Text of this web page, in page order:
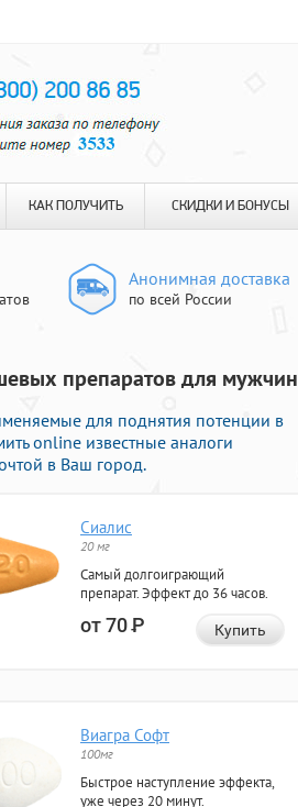
КАК ПОЛУЧИТЬ СКИДКИ И БОНУСЫ
Анонимная доставка
по всей России
препаратов для мужчин
для поднятия потенции в
online известные аналоги
в Ваш город.
Сиалис
20 мг
Самый долгоиграющий
препарат. Эффект до 36 часов.
от 70Р Купить
Виагра Софт
100мг
Быстрое наступление эффекта,
уже через 20 минут.